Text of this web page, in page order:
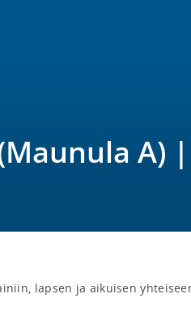
A)
lapsen ja aikuisen